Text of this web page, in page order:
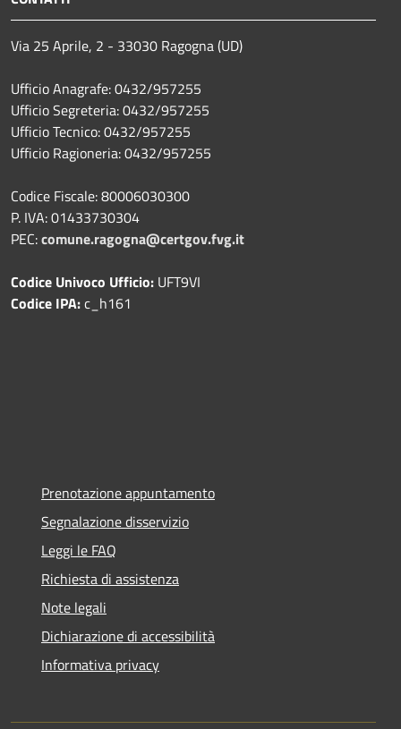
Via 25 Aprile, 2 - 33030 Ragogna (UD)
Ufficio Anagrafe: 0432/957255
Ufficio Segreteria: 0432/957255
Ufficio Tecnico: 0432/957255
Ufficio Ragioneria: 0432/957255
Codice Fiscale: 80006030300
P. IVA: 01433730304
PEC:comune.ragogna@certgov.fvg.it
Codice Univoco Ufficio: UFT9VI
Codice IPA:c_h161
Prenotazione appuntamento
Segnalazione disservizio
Leggi le FAQ
Richiesta di assistenza
Note legali
Dichiarazione di accessibilità
Informativa privacy